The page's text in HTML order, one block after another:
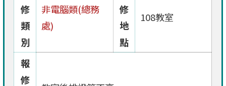
修
類
別
非電腦類(總務
處)
修
地
點
108教室
報
修